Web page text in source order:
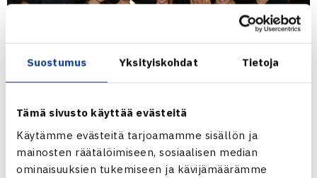
Suostumus Yksityiskohdat Tietoja
Tämä sivusto käyttää evästeitä
Käytämme evästeitä tarjoamamme sisällön ja
mainosten räätälöimiseen, sosiaalisen median
ominaisuuksien tukemiseen ja kävijämäärämme